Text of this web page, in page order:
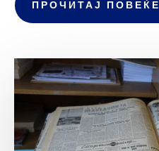
ПРОЧИТАЈ ПОВЕЌЕ